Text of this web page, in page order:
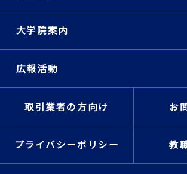
大学院案内
広報活動
取引業者の方向け お
プライバシーポリシー 教